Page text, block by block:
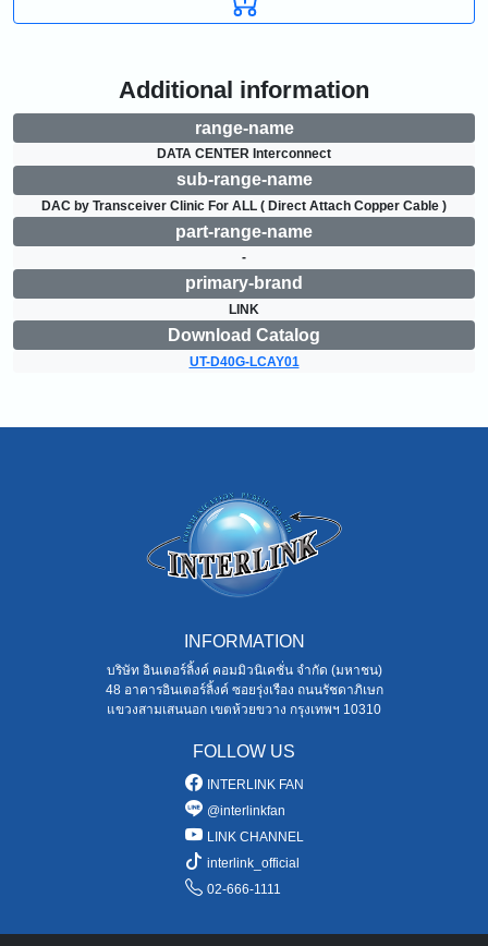
Additional information
range-name
DATA CENTER Interconnect
sub-range-name
DAC by Transceiver Clinic For ALL ( Direct Attach Copper Cable )
part-range-name
-
primary-brand
LINK
Download Catalog
UT-D40G-LCAY01
INFORMATION
บริษัท อินเตอร์ลิ้งค์ คอมมิวนิเคชั่น จำกัด (มหาชน)
48 อาคารอินเตอร์ลิ้งค์ ซอยรุ่งเรือง ถนนรัชดาภิเษก
แขวงสามเสนนอก เขตห้วยขวาง กรุงเทพฯ 10310
FOLLOW US
INTERLINK FAN
@interlinkfan
LINK CHANNEL
interlink_official
02-666-1111